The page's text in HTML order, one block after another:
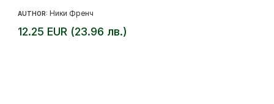
AUTHOR: Ники Френч
12.25 EUR (23.96 лв.)